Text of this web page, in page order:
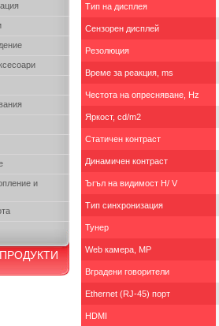
и
Тип на дисплея
Сензорен дисплей
Резолюция
Време за реакция, ms
Честота на опресняване, Hz
Яркост, cd/m2
Статичен контраст
Динамичен контраст
Ъгъл на видимост H/ V
Тип синхронизация
Тунер
Web камера, MP
Вградени говорители
Ethernet (RJ-45) порт
HDMI